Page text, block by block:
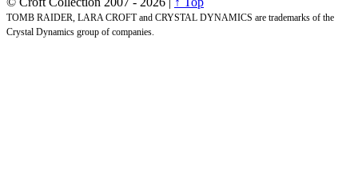
TOMB RAIDER, LARA CROFT and CRYSTAL DYNAMICS are trademarks of the
Crystal Dynamics group of companies.